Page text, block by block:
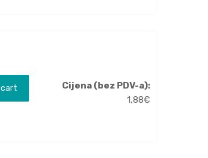
cart
Cijena (bez PDV-a):
1,88€